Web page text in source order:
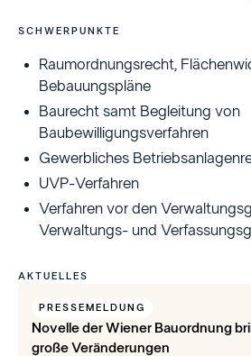
AKTUELLES
PRESSEMELDUNG
Novelle der Wiener Bauordnung
große Veränderungen
SCHWERPUNKTE
Raumordnungsrecht,
Bebauungspläne
Baurecht samt Begleitung von
Baubewilligungsverfahren
Gewerbliches
UVP-Verfahren
Verfahren vor den
Verwaltungs- und